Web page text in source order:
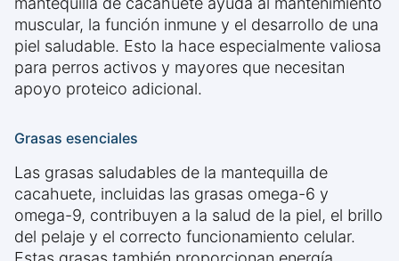
muscular, la función inmune y el desarrollo de una
piel saludable. Esto la hace especialmente valiosa
para perros activos y mayores que necesitan
apoyo proteico adicional.
Grasas esenciales
Las grasas saludables de la mantequilla de
cacahuete, incluidas las grasas omega-6 y
omega-9, contribuyen a la salud de la piel, el brillo
del pelaje y el correcto funcionamiento celular.